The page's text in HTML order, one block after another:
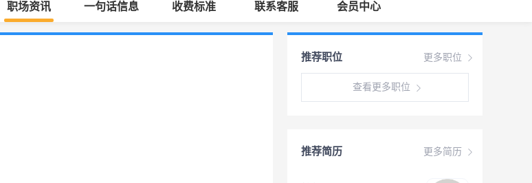
职场资讯 一句话信息 收费标准 联系客服 会员中心
更多职位
推荐职位
查看更多职位
更多简历
推荐简历